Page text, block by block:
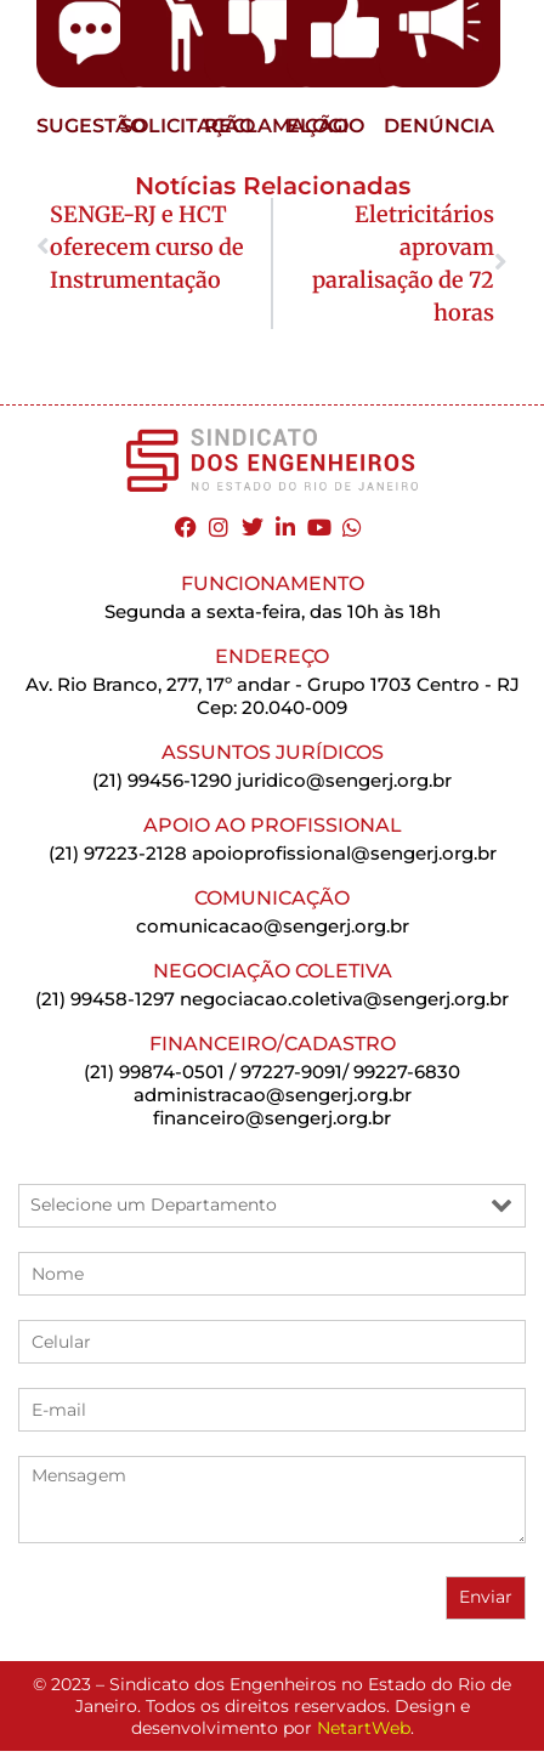
SUGESTÃOSOLICITAÇÃORECLAMAÇÃO
ELOGIO DENÚNCIA
Notícias Relacionadas
SENGE-RJ e HCT
oferecem curso de
Instrumentação
Eletricitários
aprovam
paralisação de 72
horas
FUNCIONAMENTO
Segunda a sexta-feira, das 10h às 18h
ENDEREÇO
Av. Rio Branco, 277, 17º andar - Grupo 1703 Centro - RJ
Cep: 20.040-009
ASSUNTOS JURÍDICOS
(21) 99456-1290 juridico@sengerj.org.br
APOIO AO PROFISSIONAL
(21) 97223-2128 apoioprofissional@sengerj.org.br
COMUNICAÇÃO
comunicacao@sengerj.org.br
NEGOCIAÇÃO COLETIVA
(21) 99458-1297 negociacao.coletiva@sengerj.org.br
FINANCEIRO/CADASTRO
(21) 99874-0501 / 97227-9091/ 99227-6830
administracao@sengerj.org.br
financeiro@sengerj.org.br
© 2023 – Sindicato dos Engenheiros no Estado do Rio de
Janeiro. Todos os direitos reservados. Design e
desenvolvimento por NetartWeb.